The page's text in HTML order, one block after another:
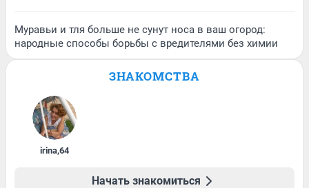
Муравьи и тля больше не сунут носа в ваш огород:
народные способы борьбы с вредителями без химии
ЗНАКОМСТВА
irina,64
Начать знакомиться